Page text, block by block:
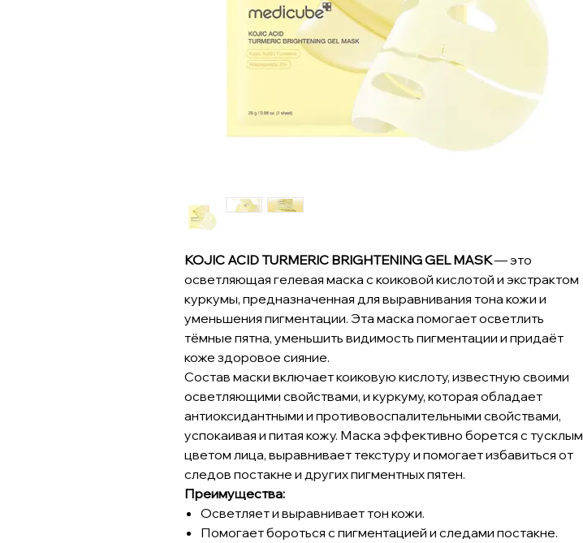
KOJIC ACID TURMERIC BRIGHTENING GEL MASK— это
осветляющая гелевая маска с коиковой кислотой и экстрактом
куркумы, предназначенная для выравнивания тона кожи и
уменьшения пигментации. Эта маска помогает осветлить
тёмные пятна, уменьшить видимость пигментации и придаёт
коже здоровое сияние.
Состав маски включает коиковую кислоту, известную своими
осветляющими свойствами, и куркуму, которая обладает
антиоксидантными и противовоспалительными свойствами,
успокаивая и питая кожу. Маска эффективно борется с тусклым
цветом лица, выравнивает текстуру и помогает избавиться от
следов постакне и других пигментных пятен.
Преимущества:
Осветляет и выравнивает тон кожи.
Помогает бороться с пигментацией и следами постакне.